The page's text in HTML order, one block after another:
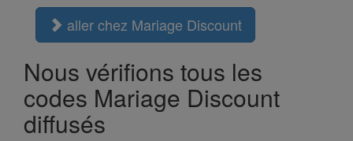
aller chez Mariage Discount
Nous vérifions tous les
codes Mariage Discount
diffusés